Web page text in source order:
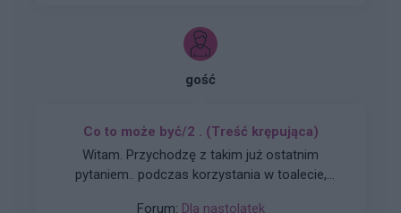
niepłodne. Czy jest spora szansa na ciążę,
bardzo się stresuje
gość
Co to może być/2 . (Treść krępująca)
Witam. Przychodzę z takim już ostatnim
pytaniem.. podczas korzystania w toalecie,
Forum: Dla nastolatek